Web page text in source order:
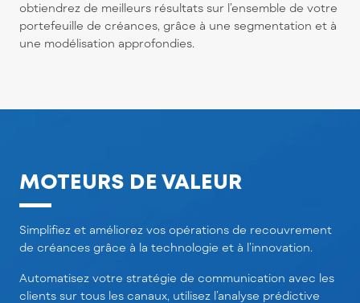
obtiendrez de meilleurs résultats sur l’ensemble de votre
portefeuille de créances, grâce à une segmentation et à
une modélisation approfondies.
MOTEURS DE VALEUR
Simplifiez et améliorez vos opérations de recouvrement
de créances grâce à la technologie et à l’innovation.
Automatisez votre stratégie de communication avec les
clients sur tous les canaux, utilisez l’analyse prédictive